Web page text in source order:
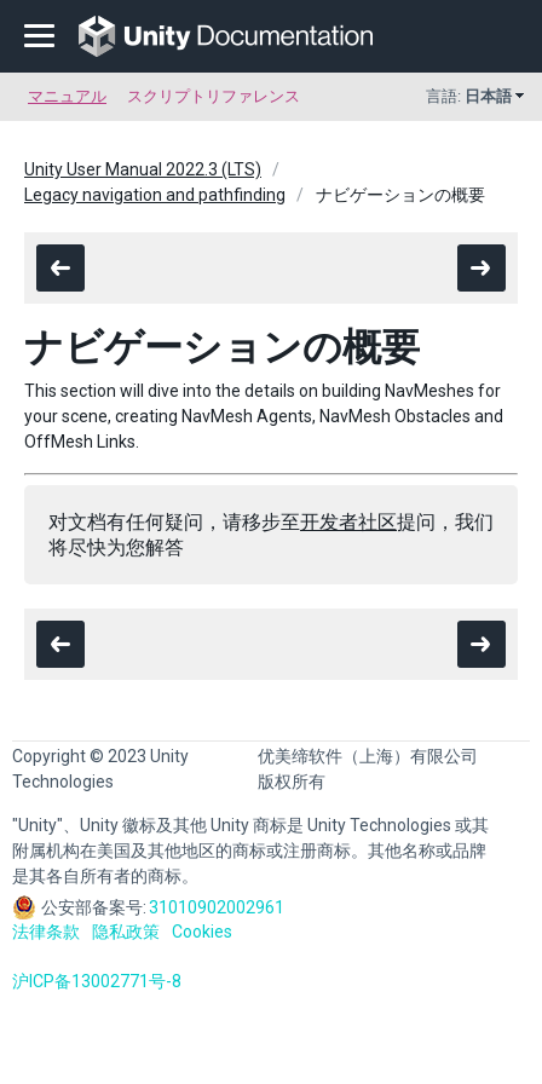
マニュアル スクリプトリファレンス 言語: 日本語
Unity User Manual 2022.3 (LTS)
Legacy navigation and pathfinding
ナビゲーションの概要
ナビゲーションの概要
This section will dive into the details on building NavMeshes for
your scene, creating NavMesh Agents, NavMesh Obstacles and
OffMesh Links.
对文档有任何疑问，请移步至开发者社区提问，我们
将尽快为您解答
Copyright © 2023 Unity
Technologies
优美缔软件（上海）有限公司
版权所有
"Unity"、Unity 徽标及其他 Unity 商标是 Unity Technologies 或其
附属机构在美国及其他地区的商标或注册商标。其他名称或品牌
是其各自所有者的商标。
公安部备案号:31010902002961
法律条款
隐私政策 Cookies
沪ICP备13002771号-8